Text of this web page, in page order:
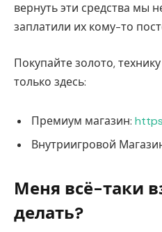
вернуть эти средства мы
заплатили их кому-то
Покупайте золото,
только здесь:
Премиум магазин:
Внутриигровой
Меня всё-таки
делать?